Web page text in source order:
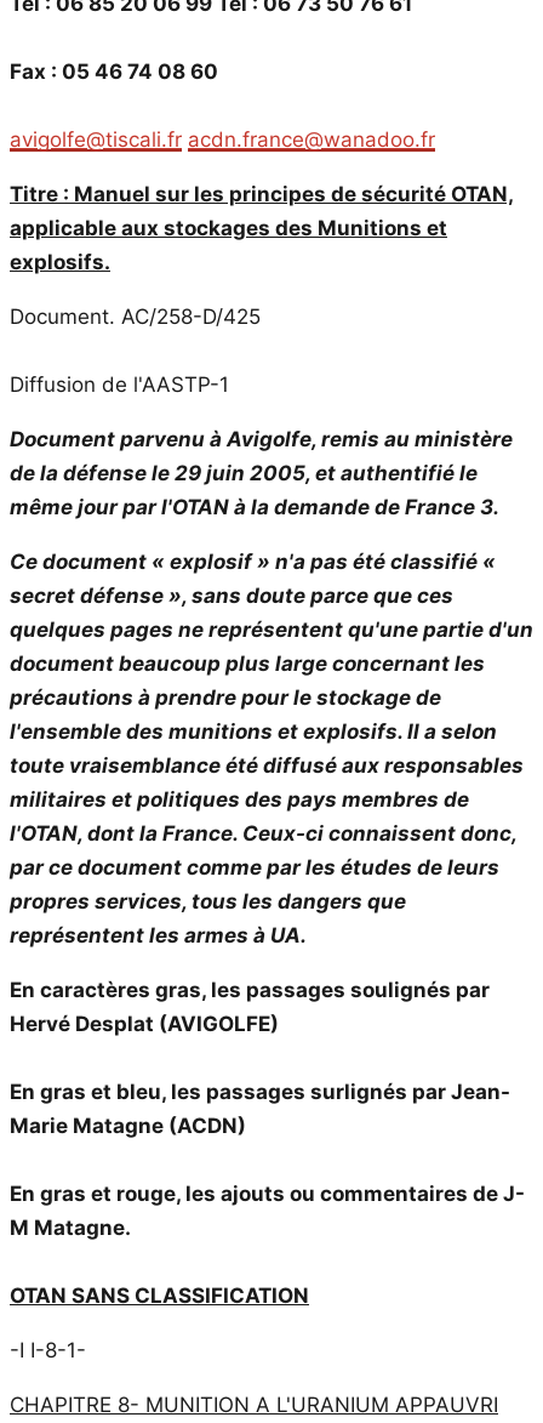
Fax : 05 46 74 08 60
avigolfe@tiscali.fr acdn.france@wanadoo.fr
Titre : Manuel sur les principes de sécurité OTAN,
applicable aux stockages des Munitions et
explosifs.
Document. AC/258-D/425
Diffusion de l'AASTP-1
Document parvenu à Avigolfe, remis au ministère
de la défense le 29 juin 2005, et authentifié le
même jour par l'OTAN à la demande de France 3.
Ce document « explosif » n'a pas été classifié «
secret défense », sans doute parce que ces
quelques pages ne représentent qu'une partie d'un
document beaucoup plus large concernant les
précautions à prendre pour le stockage de
l'ensemble des munitions et explosifs. Il a selon
toute vraisemblance été diffusé aux responsables
militaires et politiques des pays membres de
l'OTAN, dont la France. Ceux-ci connaissent donc,
par ce document comme par les études de leurs
propres services, tous les dangers que
représentent les armes à UA.
En caractères gras, les passages soulignés par
Hervé Desplat (AVIGOLFE)
En gras et bleu, les passages surlignés par Jean-
Marie Matagne (ACDN)
En gras et rouge, les ajouts ou commentaires de J-
M Matagne.
OTAN SANS CLASSIFICATION
-I I-8-1-
CHAPITRE 8- MUNITION A L'URANIUM APPAUVRI